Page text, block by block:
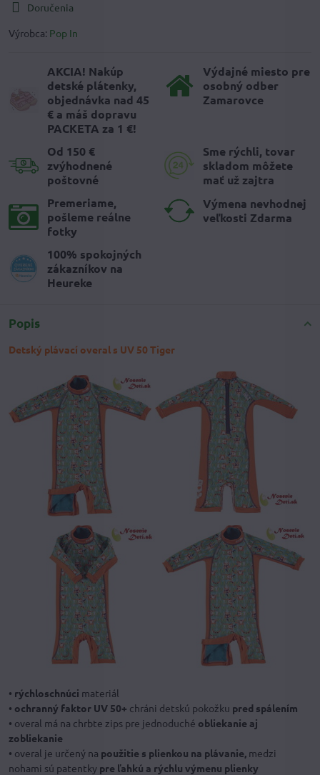
Doručenia
Výrobca: Pop In
AKCIA! Nakúp
detské plátenky,
objednávka nad 45
€ a máš dopravu
PACKETA za 1 €!
Výdajné miesto pre
osobný odber
Zamarovce
Od 150 €
zvýhodnené
poštovné
Sme rýchli, tovar
skladom môžete
mať už zajtra
Premeriame,
pošleme reálne
fotky
Výmena nevhodnej
veľkosti Zdarma
100% spokojných
zákazníkov na
Heureke
Popis
Detský plávací overal s UV 50 Tiger
• rýchloschnúci materiál
• ochranný faktor UV 50+ chráni detskú pokožku pred spálením
• overal má na chrbte zips pre jednoduché obliekanie aj
zobliekanie
• overal je určený na použitie s plienkou na plávanie, medzi
nohami sú patentky pre ľahkú a rýchlu výmenu plienky